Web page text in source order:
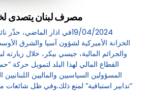
مصرف لبنان يتصدى
الخزانة الأميركية لشؤون آسيا والشرق
والجرائم المالية، جيسي بيكر، خلال
القطاع المالي لهذا البلد لتمويل حركة
المسؤولين السياسيين والماليين
“تدابير استباقية” لمنع ذلك.وفي ظل